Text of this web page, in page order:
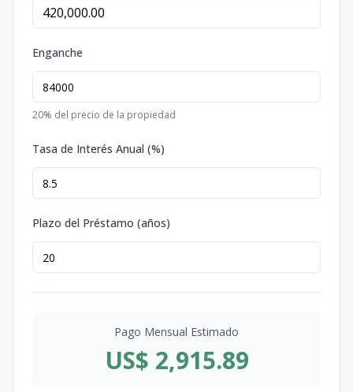
Enganche
20% del precio de la propiedad
Tasa de Interés Anual (%)
Plazo del Préstamo (años)
Pago Mensual Estimado
US$ 2,915.89